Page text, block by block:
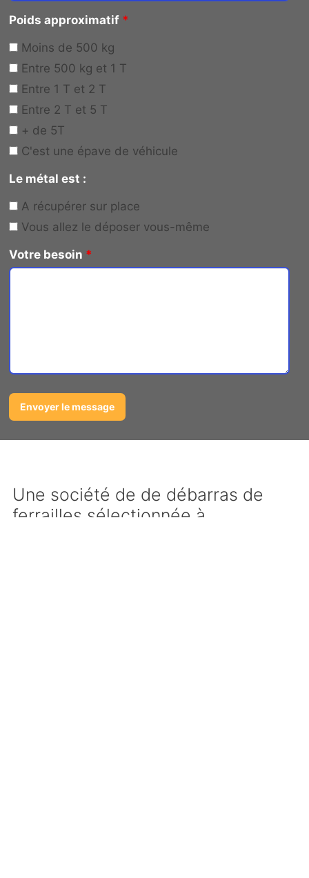
Poids approximatif *
Moins de 500 kg
Entre 500 kg et 1 T
Entre 1 T et 2 T
Entre 2 T et 5 T
+ de 5T
C'est une épave de véhicule
Le métal est :
A récupérer sur place
Vous allez le déposer vous-même
Votre besoin *
Une société de de débarras de
ferrailles sélectionnée à